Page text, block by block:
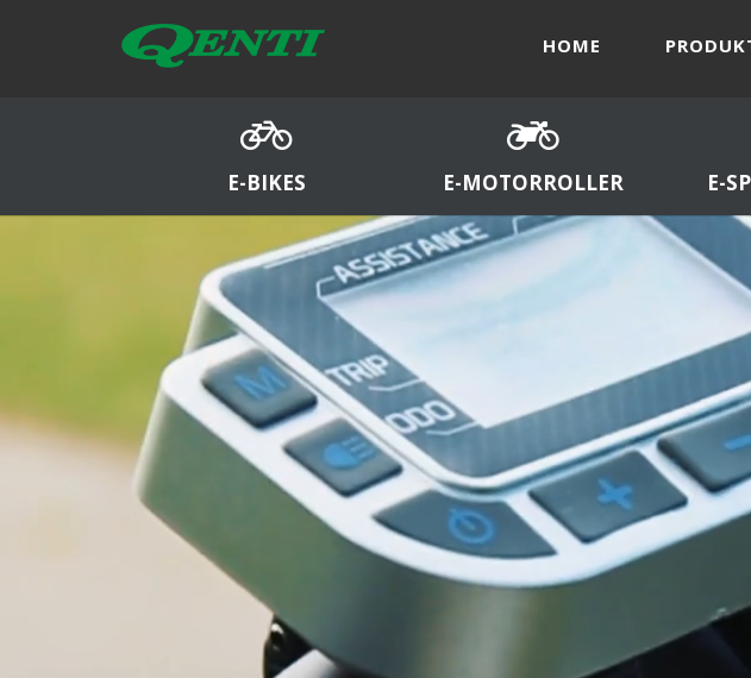
HOME
E-BIKES E-MOTORROLLER E-